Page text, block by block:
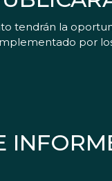
tendrán la
por